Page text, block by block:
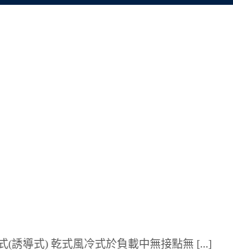
(誘導式) 乾式風冷式於負載中無接點無 [...]